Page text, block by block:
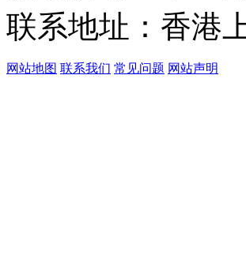
联系地址：香港
网站地图 联系我们 常见问题 网站声明